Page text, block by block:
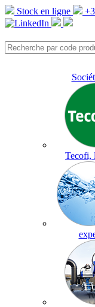
Stock en ligne
Tecofi,